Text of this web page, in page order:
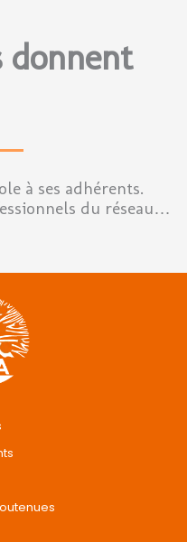
donnent
à ses adhérents.
du réseau…